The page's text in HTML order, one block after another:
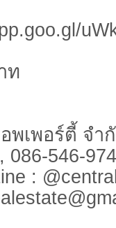
ท
อพเพอร์ตี้
086-546-
: